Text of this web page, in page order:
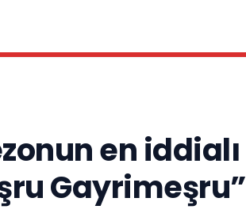
en iddialı
Gayrimeşru”